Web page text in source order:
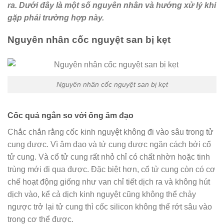
ra. Dưới đây là một số nguyên nhân và hướng xử lý khi
gặp phải trường hợp này.
Nguyên nhân cốc nguyệt san bị kẹt
Nguyên nhân cốc nguyệt san bị kẹt
Cốc quá ngắn so với ống âm đạo
Chắc chắn rằng cốc kinh nguyệt không đi vào sâu trong tử
cung được. Vì âm đạo và tử cung được ngăn cách bởi cổ
tử cung. Và cổ tử cung rất nhỏ chỉ có chất nhờn hoặc tinh
trùng mới đi qua được. Đặc biệt hơn, cổ tử cung còn có cơ
chế hoạt động giống như van chỉ tiết dịch ra và không hút
dịch vào, kể cả dịch kinh nguyệt cũng không thể chảy
ngược trở lại tử cung thì cốc silicon không thể rớt sâu vào
trong cơ thể được.